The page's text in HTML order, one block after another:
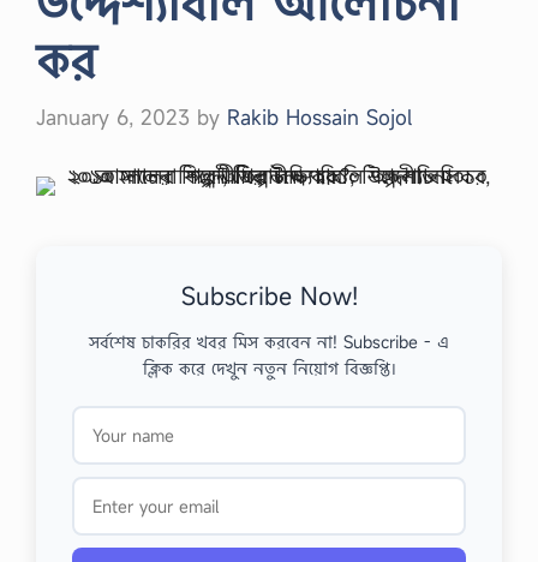
কর
January 6, 2023 by Rakib Hossain Sojol
Subscribe Now!
সর্বশেষ চাকরির খবর মিস করবেন না! Subscribe - এ
ক্লিক করে দেখুন নতুন নিয়োগ বিজ্ঞপ্তি।